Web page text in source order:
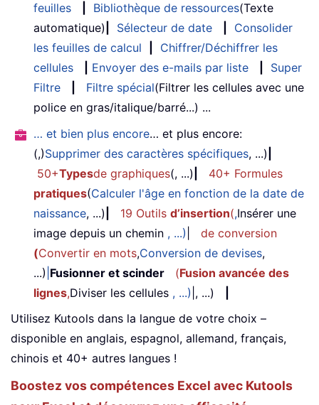
feuilles
Bibliothèque de ressources(Texte
automatique)
Sélecteur de date
Consolider
les feuilles de calcul
Chiffrer/Déchiffrer les
cellules
Envoyer des e-mails par liste
Super
Filtre
Filtre spécial(Filtrer les cellules avec une
police en gras/italique/barré...) ...
… et bien plus encore… et plus encore:
(,)Supprimer des caractères spécifiques, ...)
50+Typesde graphiques(, ...)
40+ Formules
pratiques(Calculer l'âge en fonction de la date de
naissance, ...) 19 Outils d’insertion(,Insérer une
image depuis un chemin , ...)
de conversion
(Convertir en mots,Conversion de devises,
...) Fusionner et scinder (Fusion avancée des
lignes,Diviser les cellules , ...) |, ...)
Utilisez Kutools dans la langue de votre choix –
disponible en anglais, espagnol, allemand, français,
chinois et 40+ autres langues !
Boostez vos compétences Excel avec Kutools